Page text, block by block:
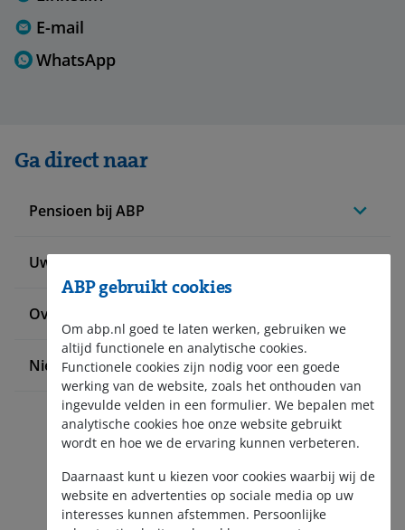
E-mail
WhatsApp
Ga direct naar
Pensioen bij ABP
Uw situatie verandert
Over ABP
Nieuws en pers
ABP gebruikt cookies
Om abp.nl goed te laten werken, gebruiken we
altijd functionele en analytische cookies.
Functionele cookies zijn nodig voor een goede
werking van de website, zoals het onthouden van
ingevulde velden in een formulier. We bepalen met
analytische cookies hoe onze website gebruikt
wordt en hoe we de ervaring kunnen verbeteren.
Daarnaast kunt u kiezen voor cookies waarbij wij de
website en advertenties op sociale media op uw
interesses kunnen afstemmen. Persoonlijke